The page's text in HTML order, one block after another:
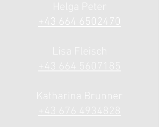
+43 664 6502470